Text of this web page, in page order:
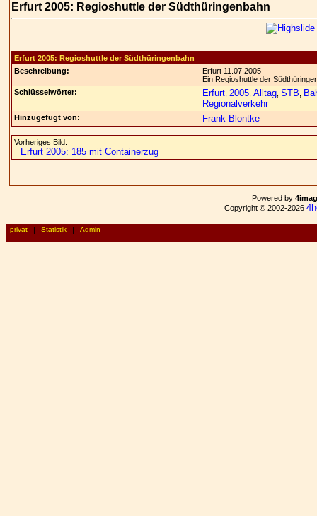
Erfurt 2005: Regioshuttle der Südthüringenbahn
Erfurt 2005: Regioshuttle der Südthüringenbahn
Beschreibung:
Erfurt 11.07.2005
Ein Regioshuttle der
Schlüsselwörter:
Erfurt 2005 Alltag STB
Regionalverkehr
Hinzugefügt von: Frank Blontke
Vorheriges Bild:
Erfurt 2005: 185 mit Containerzug
Powered by
Copyright © 2002-2026
privat | Statistik | Admin